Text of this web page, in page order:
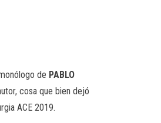
de PABLO
cosa que bien dejó
ACE 2019.